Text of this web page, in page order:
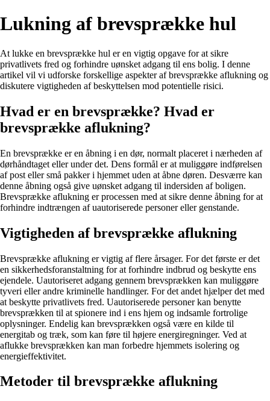
Lukning af brevsprække hul
At lukke en brevsprække hul er en vigtig opgave for at sikre
privatlivets fred og forhindre uønsket adgang til ens bolig. I denne
artikel vil vi udforske forskellige aspekter af brevsprække aflukning og
diskutere vigtigheden af beskyttelsen mod potentielle risici.
Hvad er en brevsprække? Hvad er
brevsprække aflukning?
En brevsprække er en åbning i en dør, normalt placeret i nærheden af
dørhåndtaget eller under det. Dens formål er at muliggøre indførelsen
af post eller små pakker i hjemmet uden at åbne døren. Desværre kan
denne åbning også give uønsket adgang til indersiden af boligen.
Brevsprække aflukning er processen med at sikre denne åbning for at
forhindre indtrængen af uautoriserede personer eller genstande.
Vigtigheden af brevsprække aflukning
Brevsprække aflukning er vigtig af flere årsager. For det første er det
en sikkerhedsforanstaltning for at forhindre indbrud og beskytte ens
ejendele. Uautoriseret adgang gennem brevsprækken kan muliggøre
tyveri eller andre kriminelle handlinger. For det andet hjælper det med
at beskytte privatlivets fred. Uautoriserede personer kan benytte
brevsprækken til at spionere ind i ens hjem og indsamle fortrolige
oplysninger. Endelig kan brevsprækken også være en kilde til
energitab og træk, som kan føre til højere energiregninger. Ved at
aflukke brevsprækken kan man forbedre hjemmets isolering og
energieffektivitet.
Metoder til brevsprække aflukning